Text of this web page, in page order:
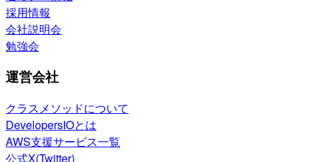
採用情報
会社説明会
勉強会
運営会社
クラスメソッドについて
DevelopersIOとは
AWS支援サービス一覧
公式X(Twitter)